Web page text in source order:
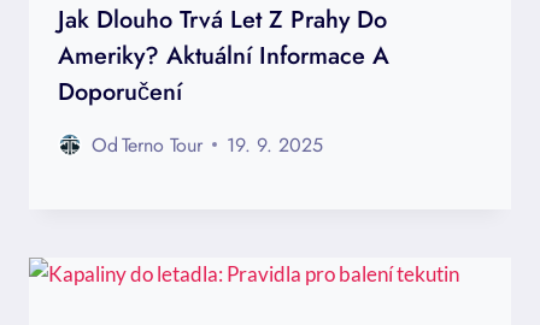
Jak Dlouho Trvá Let Z Prahy Do
Ameriky? Aktuální Informace A
Doporučení
OdTerno Tour 19. 9. 2025